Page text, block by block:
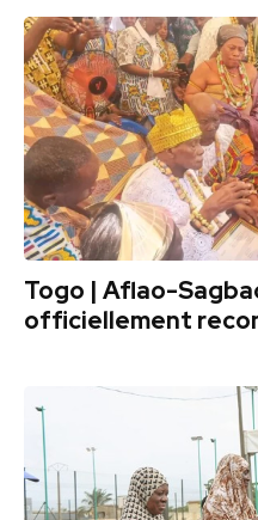
Togo | Aflao-
officiellement